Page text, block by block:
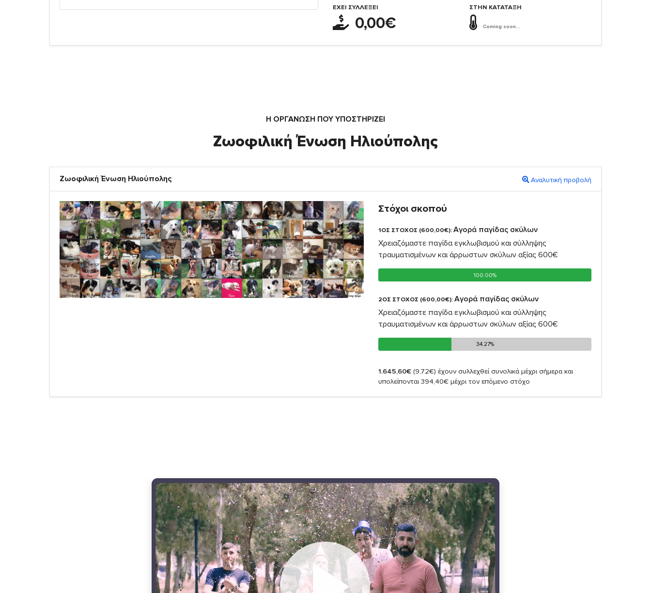
ΈΧΕΙ ΣΥΛΛΈΞΕΙ
0,00€
ΣΤΗΝ ΚΑΤΆΤΑΞΗ
Coming soon...
Η ΟΡΓΆΝΩΣΗ ΠΟΥ ΥΠΟΣΤΗΡΙΖΕΙ
Ζωοφιλική Ένωση Ηλιούπολης
Ζωοφιλική Ένωση Ηλιούπολης Αναλυτική προβολή
Στόχοι σκοπού
1ΟΣ ΣΤΟΧΟΣ (600,00€):Αγορά παγίδας σκύλων
Χρειαζόμαστε παγίδα εγκλωβισμού και σύλληψης
τραυματισμένων και άρρωστων σκύλων αξίας 600€
100.00%
100.00%
2ΟΣ ΣΤΟΧΟΣ (600,00€):Αγορά παγίδας σκύλων
Χρειαζόμαστε παγίδα εγκλωβισμού και σύλληψης
τραυματισμένων και άρρωστων σκύλων αξίας 600€
34.27%
34.27%
1.645,60€ (9,72€) έχουν συλλεχθεί συνολικά μέχρι σήμερα και
υπολείπονται 394,40€ μέχρι τον επόμενο στόχο